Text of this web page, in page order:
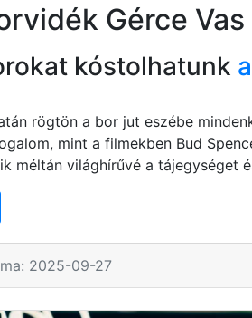
Gérce
kóstolhatunk
rögtön a bor jut eszébe
mint a filmekben Bud
méltán világhírűvé a tájegységet
2025-09-27